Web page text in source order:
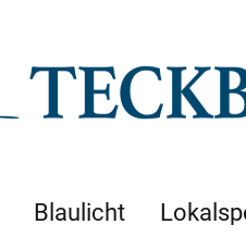
Blaulicht